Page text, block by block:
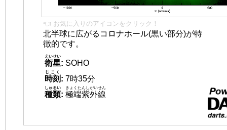
👈 お気に入りのアイコンをクリック！
北半球に広がるコロナホール(黒い部分)が特
徴的です。
衛星
えいせい
: SOHO
時刻
じこく
: 7時35分
種類
しゅるい
: 極端紫外線
きょくたんしがいせん